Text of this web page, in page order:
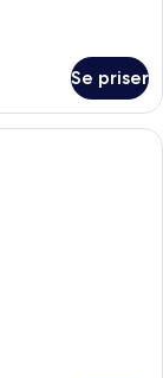
Se priser
på værelset,